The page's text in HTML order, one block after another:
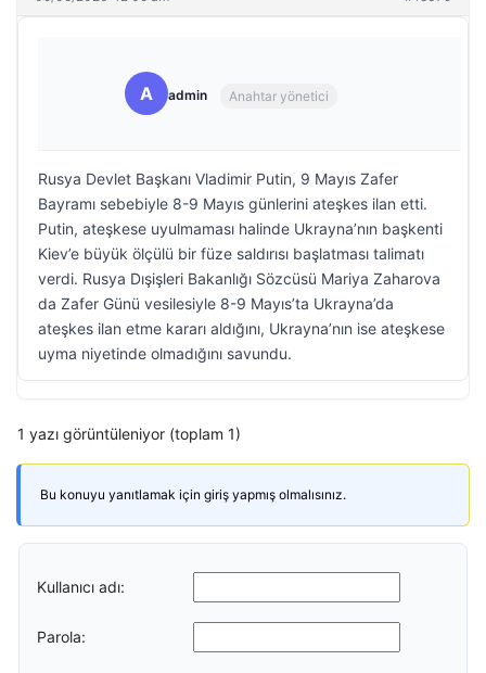
A admin Anahtar yönetici
Rusya Devlet Başkanı Vladimir Putin, 9 Mayıs Zafer
Bayramı sebebiyle 8-9 Mayıs günlerini ateşkes ilan etti.
Putin, ateşkese uyulmaması halinde Ukrayna’nın başkenti
Kiev’e büyük ölçülü bir füze saldırısı başlatması talimatı
verdi. Rusya Dışişleri Bakanlığı Sözcüsü Mariya Zaharova
da Zafer Günü vesilesiyle 8-9 Mayıs’ta Ukrayna’da
ateşkes ilan etme kararı aldığını, Ukrayna’nın ise ateşkese
uyma niyetinde olmadığını savundu.
1 yazı görüntüleniyor (toplam 1)
Bu konuyu yanıtlamak için giriş yapmış olmalısınız.
Kullanıcı adı:
Parola: